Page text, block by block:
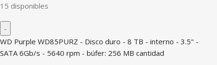
15 disponibles
WD Purple WD85PURZ - Disco duro - 8 TB - interno - 3.5" -
SATA 6Gb/s - 5640 rpm - búfer: 256 MB cantidad